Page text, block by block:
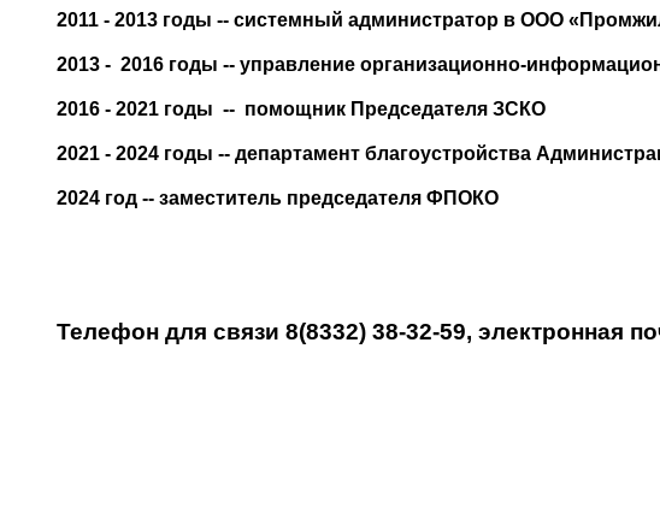
2011 - 2013 годы -- системный администратор в ООО
2013 - 2016 годы -- управление организационно-
2016 - 2021 годы -- помощник Председателя ЗСКО
2021 - 2024 годы -- департамент благоустройства
2024 год -- заместитель председателя ФПОКО
Телефон для связи 8(8332) 38-32-59, электронная